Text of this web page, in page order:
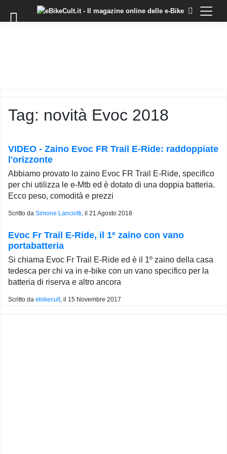
×
TUTORIAL
DI
EBIKECULT
CONTATTI
PRIVACY
POLICY
Tag: novità Evoc 2018
VIDEO - Zaino Evoc FR Trail E-Ride: raddoppiate
l'orizzonte
Abbiamo provato lo zaino Evoc FR Trail E-Ride, specifico
per chi utilizza le e-Mtb ed è dotato di una doppia batteria.
Ecco peso, comodità e prezzi
Scritto da Simone Lanciotti, il 21 Agosto 2018
Evoc Fr Trail E-Ride, il 1º zaino con vano
portabatteria
Si chiama Evoc Fr Trail E-Ride ed è il 1º zaino della casa
tedesca per chi va in e-bike con un vano specifico per la
batteria di riserva e altro ancora
Scritto da ebikecult, il 15 Novembre 2017